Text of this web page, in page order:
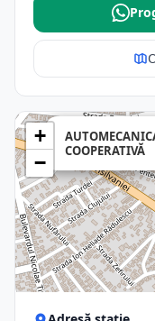
COOPERATIVĂ
+
−